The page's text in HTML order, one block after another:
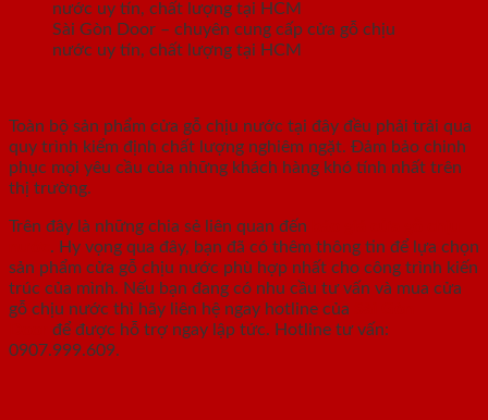
Sài Gòn Door – chuyên cung cấp cửa gỗ chịu
nước uy tín, chất lượng tại HCM
Toàn bộ sản phẩm cửa gỗ chịu nước tại đây đều phải trải qua
quy trình kiểm định chất lượng nghiêm ngặt. Đảm bảo chinh
phục mọi yêu cầu của những khách hàng khó tính nhất trên
thị trường.
Trên đây là những chia sẻ liên quan đến
. Hy vọng qua đây, bạn đã có thêm thông tin để lựa chọn
sản phẩm cửa gỗ chịu nước phù hợp nhất cho công trình kiến
trúc của mình. Nếu bạn đang có nhu cầu tư vấn và mua cửa
gỗ chịu nước thì hãy liên hệ ngay hotline của
để được hỗ trợ ngay lập tức. Hotline tư vấn:
0907.999.609.